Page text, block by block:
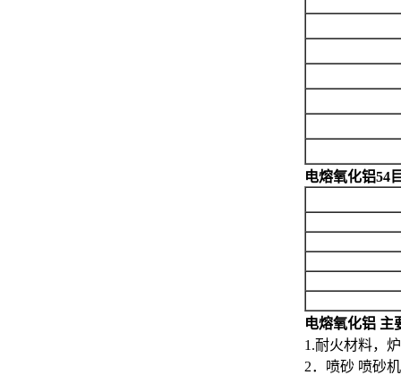
电熔氧化铝54
电熔氧化铝 主
1.耐火材料，
2．喷砂 喷砂